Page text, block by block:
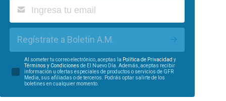
Regístrate a Boletín A.M.
Al someter tu correo electrónico, aceptas la Política de Privacidad y
Términos y Condiciones de El Nuevo Día. Además, aceptas recibir
información u ofertas especiales de productos o servicios de GFR
Media, sus afiliadas o de terceros. Podrás optar salirte de los
boletines en cualquier momento.